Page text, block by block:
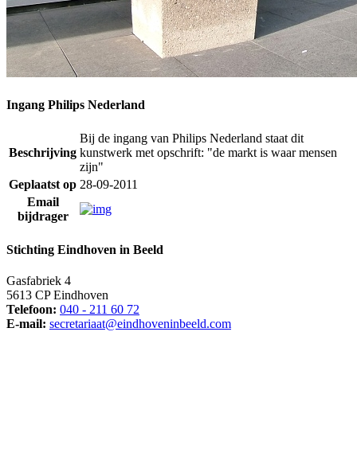
Ingang Philips Nederland
Beschrijving
Bij de ingang van Philips Nederland staat dit
kunstwerk met opschrift: "de markt is waar mensen
zijn"
Geplaatst op 28-09-2011
Email
bijdrager
Stichting Eindhoven in Beeld
Gasfabriek 4
5613 CP Eindhoven
Telefoon: 040 - 211 60 72
E-mail: secretariaat@eindhoveninbeeld.com